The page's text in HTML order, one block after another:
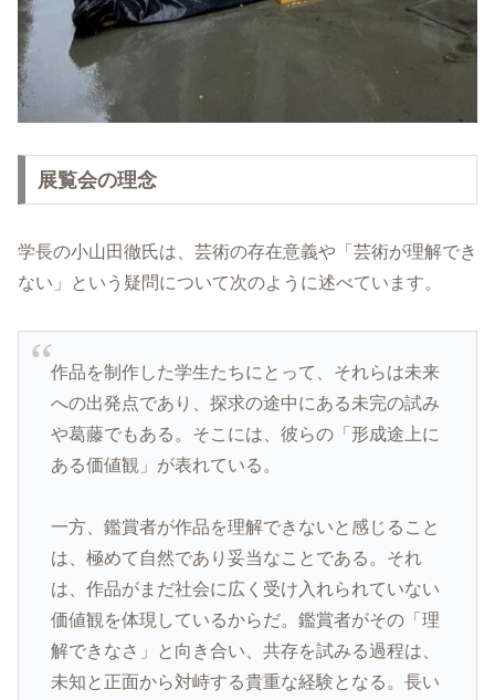
展覧会の理念
学長の小山田徹氏は、芸術の存在意義や「芸術が理解でき
ない」という疑問について次のように述べています。
作品を制作した学生たちにとって、それらは未来
への出発点であり、探求の途中にある未完の試み
や葛藤でもある。そこには、彼らの「形成途上に
ある価値観」が表れている。
一方、鑑賞者が作品を理解できないと感じること
は、極めて自然であり妥当なことである。それ
は、作品がまだ社会に広く受け入れられていない
価値観を体現しているからだ。鑑賞者がその「理
解できなさ」と向き合い、共存を試みる過程は、
未知と正面から対峙する貴重な経験となる。長い